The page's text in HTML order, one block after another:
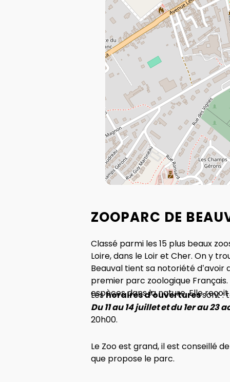
ZOOPARC DE
Classé parmi les 15 plus beaux
Loire, dans le Loir et Cher. On y
Beauval tient sa notoriété d’avoir
premier parc zoologique
espèces dans la nature. Elle reçoit
Leshoraires d'ouverturessont :
Du 11 au 14 juillet et du 1er au 23
20h00.
Le Zoo est grand, il est conseillé
que propose le parc.